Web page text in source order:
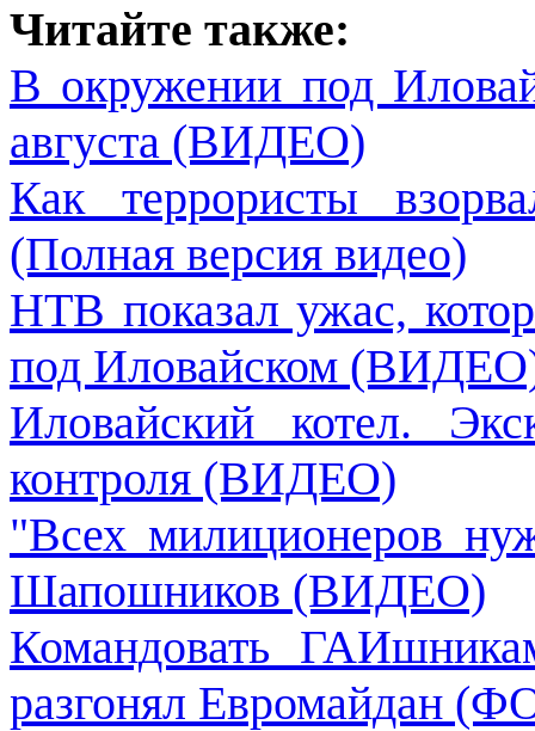
Читайте также:
В окружении под
августа (ВИДЕО)
Как террористы
(Полная версия видео)
НТВ показал ужас,
под Иловайском
Иловайский котел.
контроля (ВИДЕО)
"Всех милиционеров
Шапошников (ВИДЕО)
Командовать
разгонял Евромайдан